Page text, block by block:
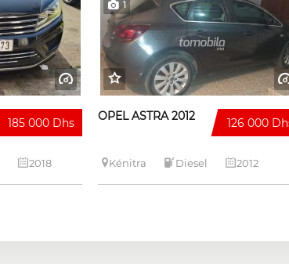
185 000 Dhs
2018
1
126 000
OPEL ASTRA 2012
Kénitra Diesel 2012